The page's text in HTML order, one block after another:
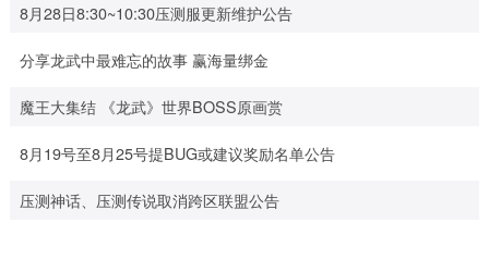
8月28日8:30~10:30压测服更新维护公告
分享龙武中最难忘的故事 赢海量绑金
魔王大集结 《龙武》世界BOSS原画赏
8月19号至8月25号提BUG或建议奖励名单公告
压测神话、压测传说取消跨区联盟公告